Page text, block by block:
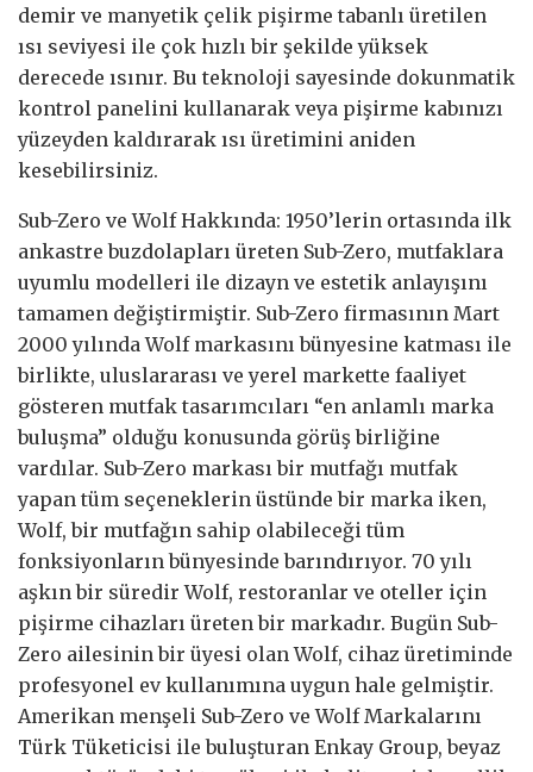
demir ve manyetik çelik pişirme tabanlı üretilen
ısı seviyesi ile çok hızlı bir şekilde yüksek
derecede ısınır. Bu teknoloji sayesinde dokunmatik
kontrol panelini kullanarak veya pişirme kabınızı
yüzeyden kaldırarak ısı üretimini aniden
kesebilirsiniz.
Sub-Zero ve Wolf Hakkında: 1950’lerin ortasında ilk
ankastre buzdolapları üreten Sub-Zero, mutfaklara
uyumlu modelleri ile dizayn ve estetik anlayışını
tamamen değiştirmiştir. Sub-Zero firmasının Mart
2000 yılında Wolf markasını bünyesine katması ile
birlikte, uluslararası ve yerel markette faaliyet
gösteren mutfak tasarımcıları “en anlamlı marka
buluşma” olduğu konusunda görüş birliğine
vardılar. Sub-Zero markası bir mutfağı mutfak
yapan tüm seçeneklerin üstünde bir marka iken,
Wolf, bir mutfağın sahip olabileceği tüm
fonksiyonların bünyesinde barındırıyor. 70 yılı
aşkın bir süredir Wolf, restoranlar ve oteller için
pişirme cihazları üreten bir markadır. Bugün Sub-
Zero ailesinin bir üyesi olan Wolf, cihaz üretiminde
profesyonel ev kullanımına uygun hale gelmiştir.
Amerikan menşeli Sub-Zero ve Wolf Markalarını
Türk Tüketicisi ile buluşturan Enkay Group, beyaz